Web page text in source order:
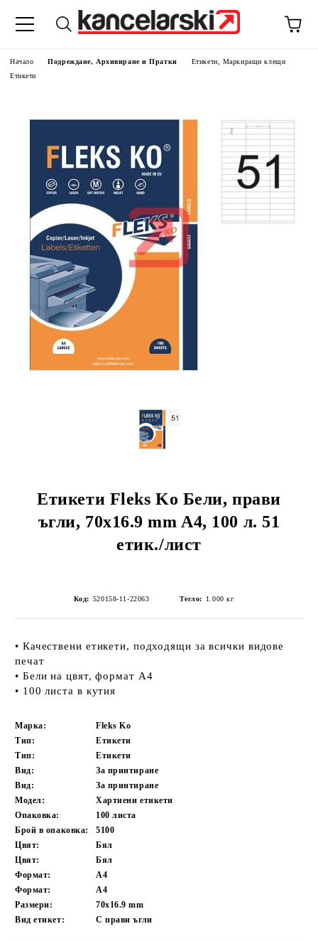
Начало Подреждане, Архивиране и Пратки
Етикети, Маркиращи клещи
Етикети
Етикети Fleks Ko Бели, прави
ъгли, 70x16.9 mm A4, 100 л. 51
етик./лист
Код: 520158-11-22063 Тегло: 1.000 кг
• Качествени етикети, подходящи за всички видове
печат
• Бели на цвят, формат А4
• 100 листа в кутия
Марка:
Fleks Ko
Тип:
Етикети
Тип:
Етикети
Вид:
За принтиране
Вид:
За принтиране
Модел:
Хартиени етикети
Опаковка:
100 листа
Брой в опаковка:
5100
Цвят:
Бял
Цвят:
Бял
Формат:
A4
Формат:
A4
Размери:
70x16.9 mm
Вид етикет:
С прави ъгли